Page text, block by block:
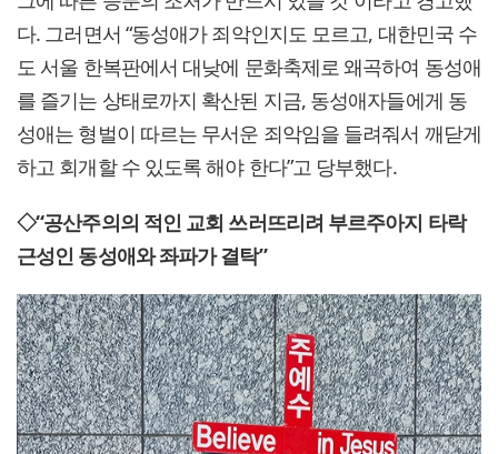
다. 그러면서 “동성애가 죄악인지도 모르고, 대한민국 수
도 서울 한복판에서 대낮에 문화축제로 왜곡하여 동성애
를 즐기는 상태로까지 확산된 지금, 동성애자들에게 동
성애는 형벌이 따르는 무서운 죄악임을 들려줘서 깨닫게
하고 회개할 수 있도록 해야 한다”고 당부했다.
◇“공산주의의 적인 교회 쓰러뜨리려 부르주아지 타락
근성인 동성애와 좌파가 결탁”